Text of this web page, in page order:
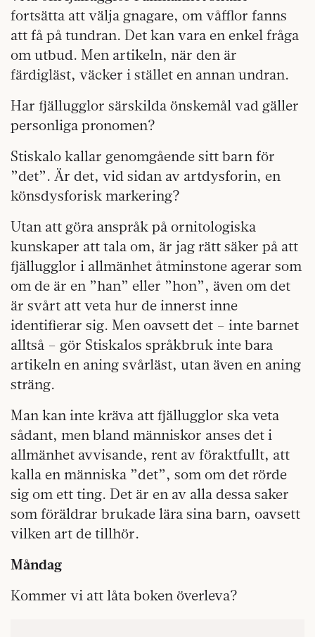
fortsätta att välja gnagare, om våfflor fanns
att få på tundran. Det kan vara en enkel fråga
om utbud. Men artikeln, när den är
färdigläst, väcker i stället en annan undran.
Har fjällugglor särskilda önskemål vad gäller
personliga pronomen?
Stiskalo kallar genomgående sitt barn för
”det”. Är det, vid sidan av artdysforin, en
könsdysforisk markering?
Utan att göra anspråk på ornitologiska
kunskaper att tala om, är jag rätt säker på att
fjällugglor i allmänhet åtminstone agerar som
om de är en ”han” eller ”hon”, även om det
är svårt att veta hur de innerst inne
identifierar sig. Men oavsett det – inte barnet
alltså – gör Stiskalos språkbruk inte bara
artikeln en aning svårläst, utan även en aning
sträng.
Man kan inte kräva att fjällugglor ska veta
sådant, men bland människor anses det i
allmänhet avvisande, rent av föraktfullt, att
kalla en människa ”det”, som om det rörde
sig om ett ting. Det är en av alla dessa saker
som föräldrar brukade lära sina barn, oavsett
vilken art de tillhör.
Måndag
Kommer vi att låta boken överleva?